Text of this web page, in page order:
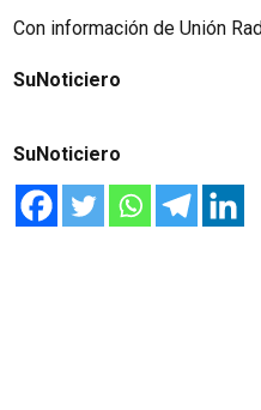
Con información de Unión
SuNoticiero
SuNoticiero